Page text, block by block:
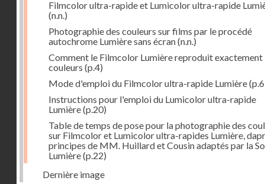
Filmcolor ultra-rapide et Lumicolor ultra-rapide
(n.n.)
Photographie des couleurs sur films par le procédé
autochrome Lumière sans écran(n.n.)
Comment le Filmcolor Lumière reproduit exactement
couleurs (p.4)
Mode d'emploi du Filmcolor ultra-rapide Lumière
Instructions pour l'emploi du Lumicolor ultra-rapide
Lumière(p.20)
Table de temps de pose pour la photographie des
sur Filmcolor et Lumicolor ultra-rapides Lumière,
principes de MM. Huillard et Cousin adaptés par la
Lumière(p.22)
Dernière image